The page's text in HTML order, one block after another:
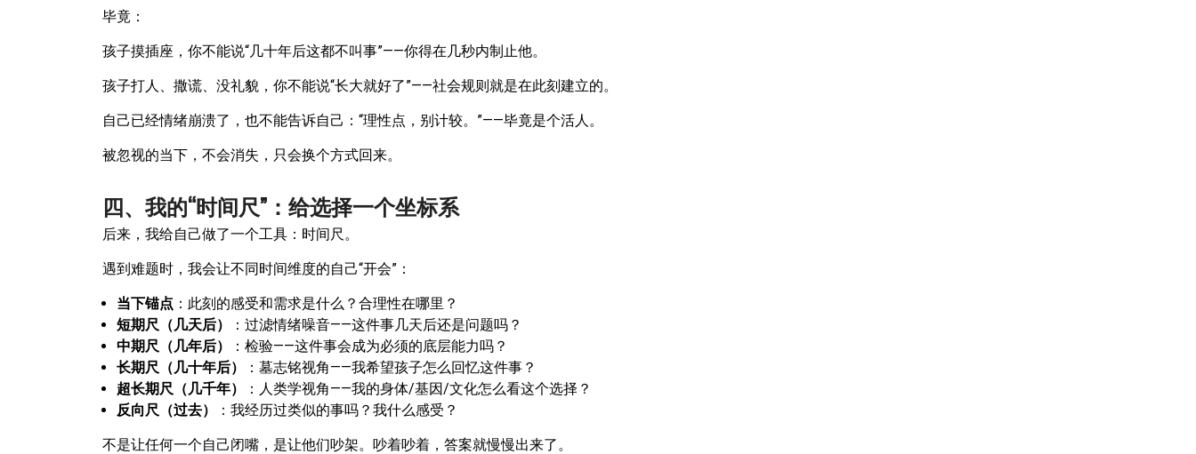
毕竟：
孩子摸插座，你不能说“几十年后这都不叫事”——你得在几秒内制止他。
孩子打人、撒谎、没礼貌，你不能说“长大就好了”——社会规则就是在此刻建立的。
自己已经情绪崩溃了，也不能告诉自己：“理性点，别计较。”——毕竟是个活人。
被忽视的当下，不会消失，只会换个方式回来。
四、我的“时间尺”：给选择一个坐标系
后来，我给自己做了一个工具：时间尺。
遇到难题时，我会让不同时间维度的自己“开会”：
当下锚点 ：此刻的感受和需求是什么？合理性在哪里？
短期尺（几天后）
：过滤情绪噪音——这件事几天后还是问题吗？
中期尺（几年后）
：检验——这件事会成为必须的底层能力吗？
长期尺（几十年后）
：墓志铭视角——我希望孩子怎么回忆这件事？
超长期尺（几千年）
：人类学视角——我的身体/基因/文化怎么看这个选择？
反向尺（过去）
：我经历过类似的事吗？我什么感受？
不是让任何一个自己闭嘴，是让他们吵架。吵着吵着，答案就慢慢出来了。